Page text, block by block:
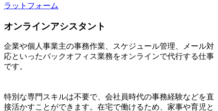
ラットフォーム
オンラインアシスタント
企業や個人事業主の事務作業、スケジュール管理、メール対
応といったバックオフィス業務をオンラインで代行する仕事
です。
特別な専門スキルは不要で、会社員時代の事務経験などを直
接活かすことができます。在宅で働けるため、家事や育児と